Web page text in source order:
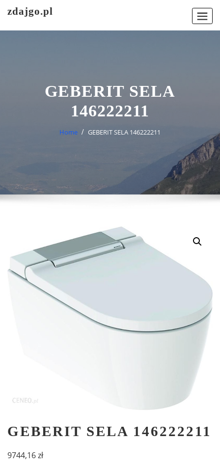
zdajgo.pl
GEBERIT SELA
146222211
Home GEBERIT SELA 146222211
GEBERIT SELA 146222211
9744,16zł